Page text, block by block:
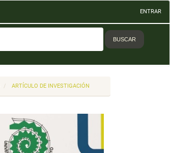
ENTRAR
BUSCAR
ARTÍCULO DE INVESTIGACIÓN